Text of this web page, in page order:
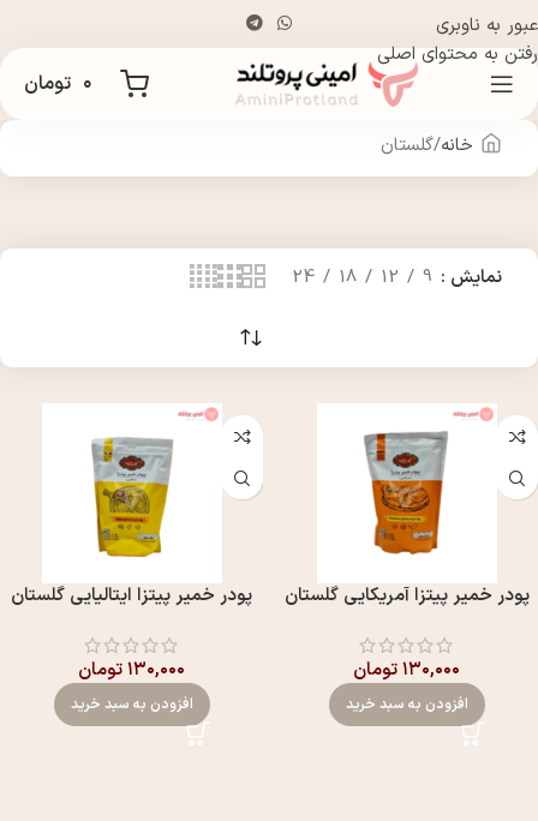
عبور به ناوبری
رفتن به محتوای اصلی
۰ تومان
خانه گلستان
نمایش 9
12
18
24
پودر خمیر پیتزا آمریکایی گلستان
۱۳۰,۰۰۰تومان
افزودن به سبد خرید
پودر خمیر پیتزا ایتالیایی گلستان
۱۳۰,۰۰۰تومان
افزودن به سبد خرید